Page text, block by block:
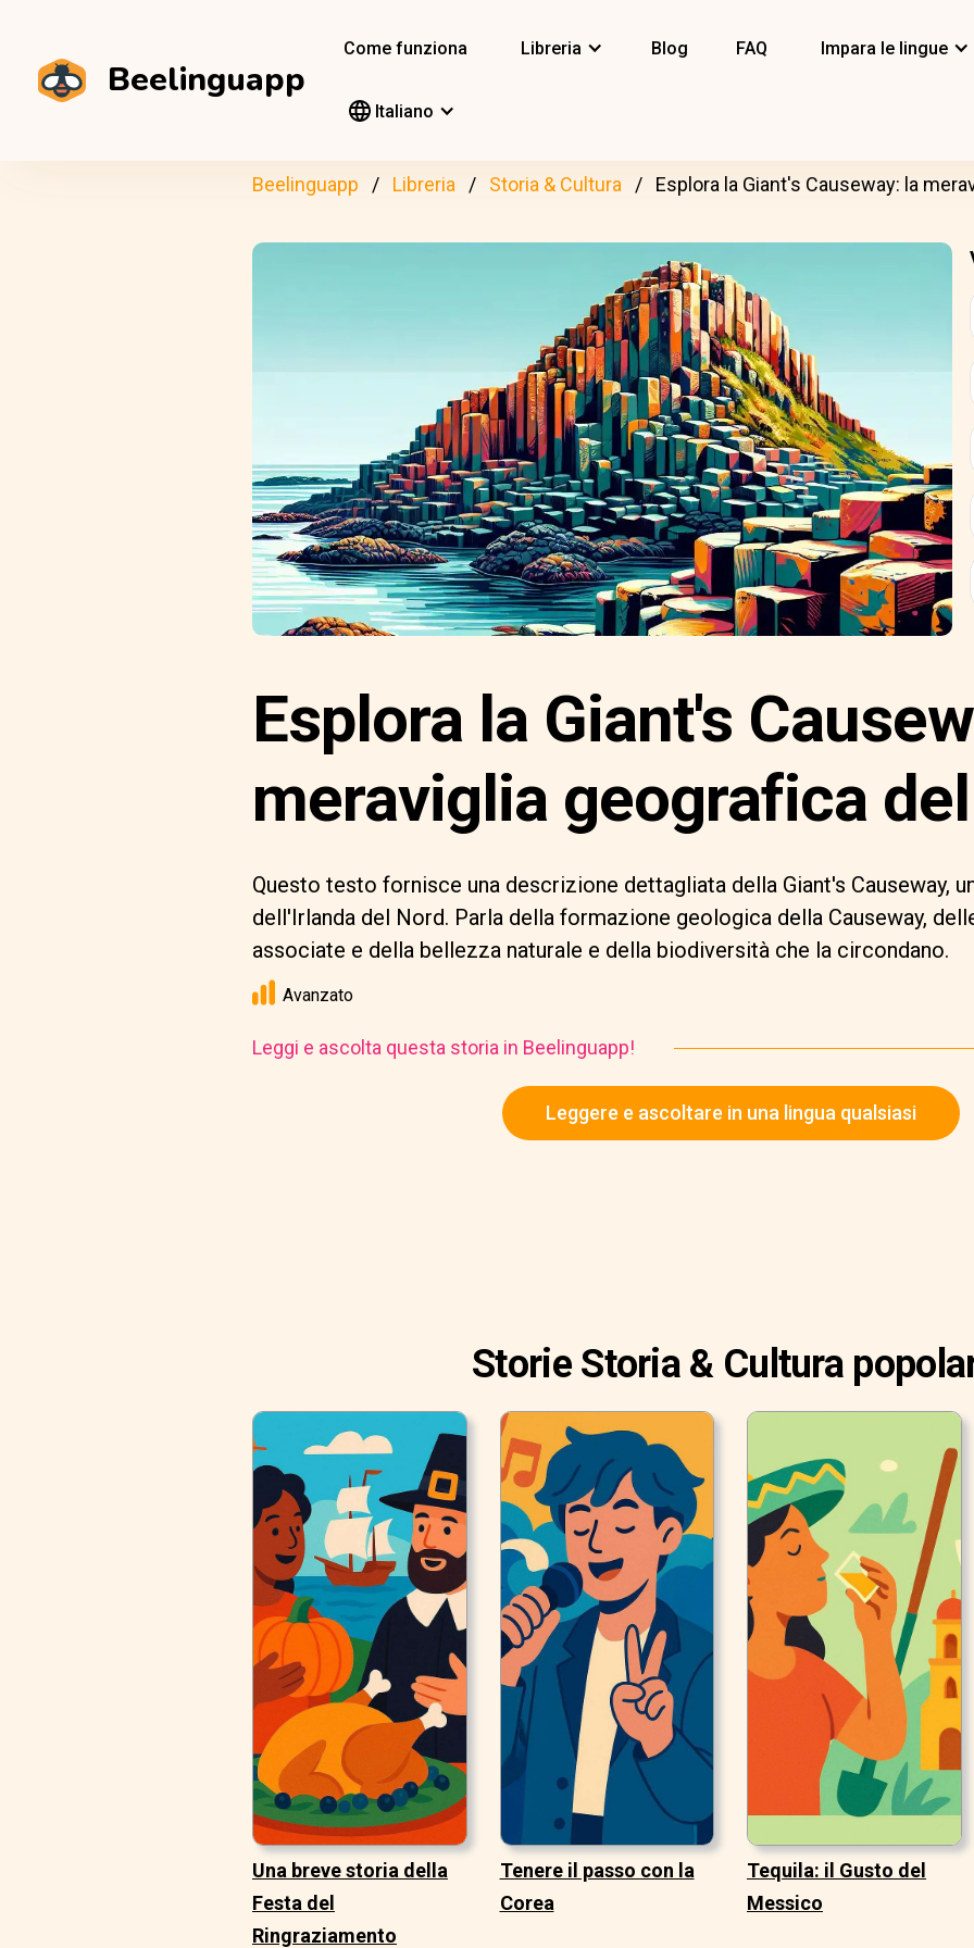
Beelinguapp
Come funziona Libreria Blog FAQ Impara le lingue
Italiano
Beelinguapp Libreria Storia & Cultura Esplora la Giant's Causeway: la
Esplora la Giant's
meraviglia geografica
Questo testo fornisce una descrizione dettagliata della Giant's Causeway,
dell'Irlanda del Nord. Parla della formazione geologica della Causeway,
associate e della bellezza naturale e della biodiversità che la circondano.
Avanzato
Leggi e ascolta questa storia in Beelinguapp!
Leggere e ascoltare in una lingua qualsiasi
Storie Storia & Cultura
Una breve storia della
Festa del
Ringraziamento
Tenere il passo con la
Corea
Tequila: il Gusto del
Messico